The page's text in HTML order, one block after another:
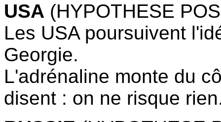
USA (HYPOTHESE
Les USA poursuivent
Georgie.
L'adrénaline monte du
disent : on ne risque